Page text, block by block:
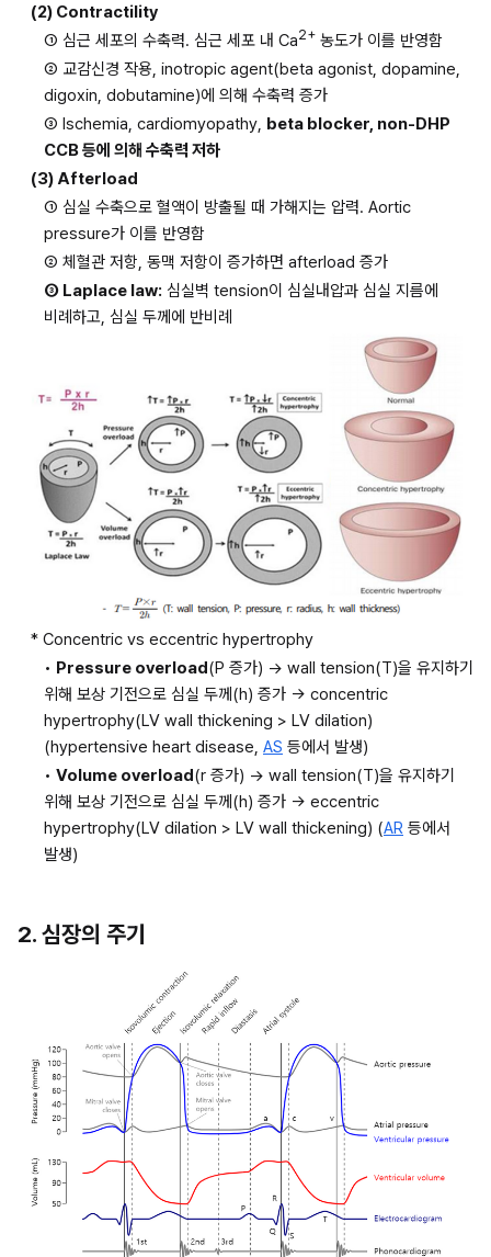
(2) Contractility
① 심근 세포의 수축력. 심근 세포 내 Ca2+ 농도가 이를 반영함
② 교감신경 작용, inotropic agent(beta agonist, dopamine,
digoxin, dobutamine)에 의해 수축력 증가
③ Ischemia, cardiomyopathy, beta blocker, non-DHP
CCB 등에 의해 수축력 저하
(3) Afterload
① 심실 수축으로 혈액이 방출될 때 가해지는 압력. Aortic
pressure가 이를 반영함
② 체혈관 저항, 동맥 저항이 증가하면 afterload 증가
③ Laplace law: 심실벽 tension이 심실내압과 심실 지름에
비례하고, 심실 두께에 반비례
* Concentric vs eccentric hypertrophy
• Pressure overload(P 증가) → wall tension(T)을 유지하기
위해 보상 기전으로 심실 두께(h) 증가 → concentric
hypertrophy(LV wall thickening > LV dilation)
(hypertensive heart disease, AS 등에서 발생)
• Volume overload(r 증가) → wall tension(T)을 유지하기
위해 보상 기전으로 심실 두께(h) 증가 → eccentric
hypertrophy(LV dilation > LV wall thickening) (AR 등에서
발생)
2. 심장의 주기